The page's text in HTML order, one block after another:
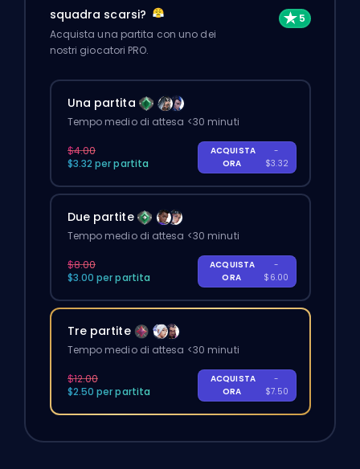
squadra scarsi?
Acquista una partita con uno dei
nostri giocatori PRO.
Una partita
Tempo medio di attesa <30 minuti
$4.00
$3.32 per partita
ACQUISTA
ORA
-
$3.32
Due partite
Tempo medio di attesa <30 minuti
$8.00
$3.00 per partita
ACQUISTA
ORA
-
$6.00
Tre partite
Tempo medio di attesa <30 minuti
$12.00
$2.50 per partita
ACQUISTA
ORA
-
$7.50